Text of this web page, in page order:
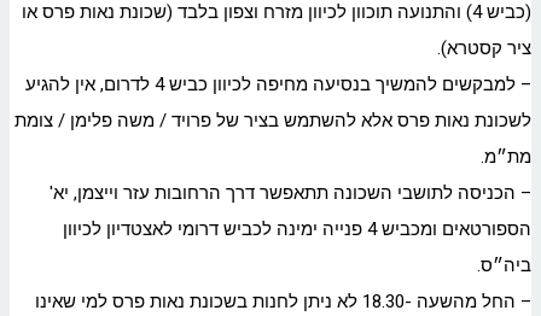
(כביש 4) והתנועה תוכוון לכיוון מזרח וצפון בלבד (שכונת נאות פרס או
ציר קסטרא).
– למבקשים להמשיך בנסיעה מחיפה לכיוון כביש 4 לדרום, אין להגיע
לשכונת נאות פרס אלא להשתמש בציר של פרויד / משה פלימן / צומת
מת״מ.
– הכניסה לתושבי השכונה תתאפשר דרך הרחובות עזר וייצמן, יא'
הספורטאים ומכביש 4 פנייה ימינה לכביש דרומי לאצטדיון לכיוון
ביה״ס.
– החל מהשעה -18.30 לא ניתן לחנות בשכונת נאות פרס למי שאינו